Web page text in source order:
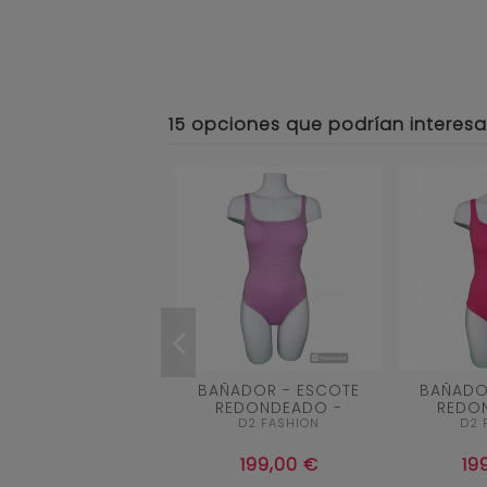
15 opciones que podrían
BAÑADOR - ESCOTE
REDONDEADO -
BANDAS EN EL TALLE
MOLDEADOR -
TIRANTES...
D2 FASHION
199,00 €
40
42
ROSA PALO
Añadir al carrito
D2